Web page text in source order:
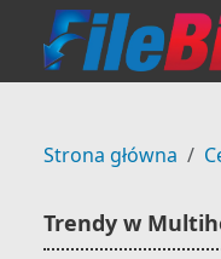
Strona główna
Trendy w